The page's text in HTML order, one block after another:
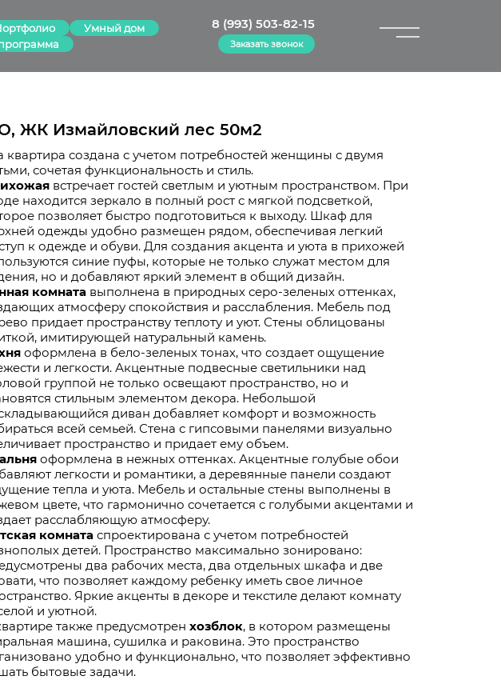
×
Умный дом
8 (993) 503-82-15
Заказать звонок
ЖК Измайловский лес 50м2
квартира создана с учетом потребностей женщины с двумя
сочетая функциональность и стиль.
встречает гостей светлым и уютным пространством. При
находится зеркало в полный рост с мягкой подсветкой,
позволяет быстро подготовиться к выходу. Шкаф для
одежды удобно размещен рядом, обеспечивая легкий
к одежде и обуви. Для создания акцента и уюта в прихожей
синие пуфы, которые не только служат местом для
но и добавляют яркий элемент в общий дизайн.
комнатавыполнена в природных серо-зеленых оттенках,
атмосферу спокойствия и расслабления. Мебель под
придает пространству теплоту и уют. Стены облицованы
имитирующей натуральный камень.
оформлена в бело-зеленых тонах, что создает ощущение
и легкости. Акцентные подвесные светильники над
группой не только освещают пространство, но и
стильным элементом декора. Небольшой
диван добавляет комфорт и возможность
всей семьей. Стена с гипсовыми панелями визуально
пространство и придает ему объем.
оформлена в нежных оттенках. Акцентные голубые обои
легкости и романтики, а деревянные панели создают
тепла и уюта. Мебель и остальные стены выполнены в
цвете, что гармонично сочетается с голубыми акцентами и
расслабляющую атмосферу.
комнатаспроектирована с учетом потребностей
детей. Пространство максимально зонировано:
два рабочих места, два отдельных шкафа и две
что позволяет каждому ребенку иметь свое личное
Яркие акценты в декоре и текстиле делают комнату
и уютной.
также предусмотрен хозблок, в котором размещены
машина, сушилка и раковина. Это пространство
удобно и функционально, что позволяет эффективно
бытовые задачи.